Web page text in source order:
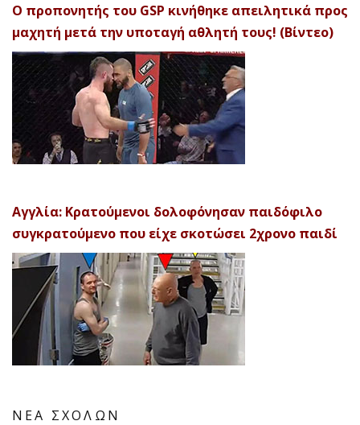
Ο προπονητής του GSP κινήθηκε απειλητικά προς
μαχητή μετά την υποταγή αθλητή τους! (Βίντεο)
Αγγλία: Κρατούμενοι δολοφόνησαν παιδόφιλο
συγκρατούμενο που είχε σκοτώσει 2χρονο παιδί
ΝΕΑ ΣΧΟΛΩΝ